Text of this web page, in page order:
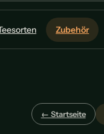
Zubehör
← Startseite